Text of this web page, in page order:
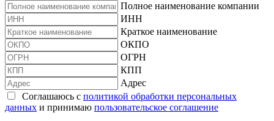
Полное наименование компании
ИНН
Краткое наименование
ОКПО
ОГРН
КПП
Адрес
Соглашаюсь с политикой обработки персональных
данных и принимаю пользовательское соглашение